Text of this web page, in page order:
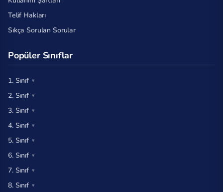
Telif Hakları
Sıkça Sorulan Sorular
Popüler Sınıflar
1. Sınıf
2. Sınıf
3. Sınıf
4. Sınıf
5. Sınıf
6. Sınıf
7. Sınıf
8. Sınıf